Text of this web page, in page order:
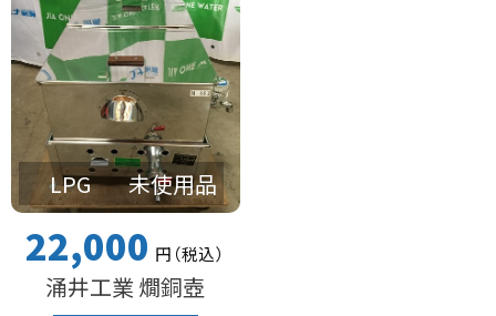
未使用品
LPG
22,000 円（税込）
涌井工業 燗銅壺